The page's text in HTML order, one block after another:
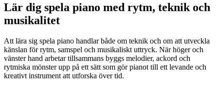
Lär dig spela piano med rytm, teknik och
musikalitet
Att lära sig spela piano handlar både om teknik och om att utveckla
känslan för rytm, samspel och musikaliskt uttryck. När höger och
vänster hand arbetar tillsammans byggs melodier, ackord och
rytmiska mönster upp på ett sätt som gör pianot till ett levande och
kreativt instrument att utforska över tid.